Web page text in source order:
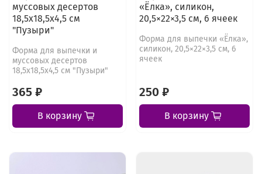
муссовых десертов
18,5х18,5х4,5 см
"Пузыри"
Форма для выпечки и
муссовых десертов
18,5х18,5х4,5 см "Пузыри"
365 ₽
В корзину
«Ёлка», силикон,
20,5×22×3,5 см, 6 ячеек
Форма для выпечки «Ёлка»,
силикон, 20,5×22×3,5 см, 6
ячеек
250 ₽
В корзину